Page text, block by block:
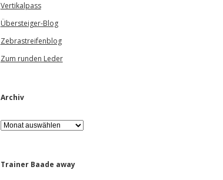
Vertikalpass
Übersteiger-Blog
Zebrastreifenblog
Zum runden Leder
Archiv
A
r
iTrainer Baade away